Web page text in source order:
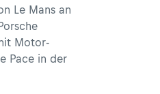
Le Mans an
Motor-
Pace in der